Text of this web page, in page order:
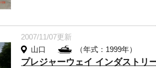
2007/11/07更新
山口
（年式：1999年）
プレジャーウェイ インダストリ